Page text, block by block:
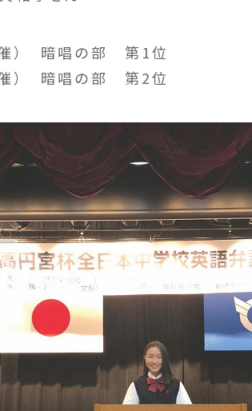
） 暗唱の部 第1位
） 暗唱の部 第2位